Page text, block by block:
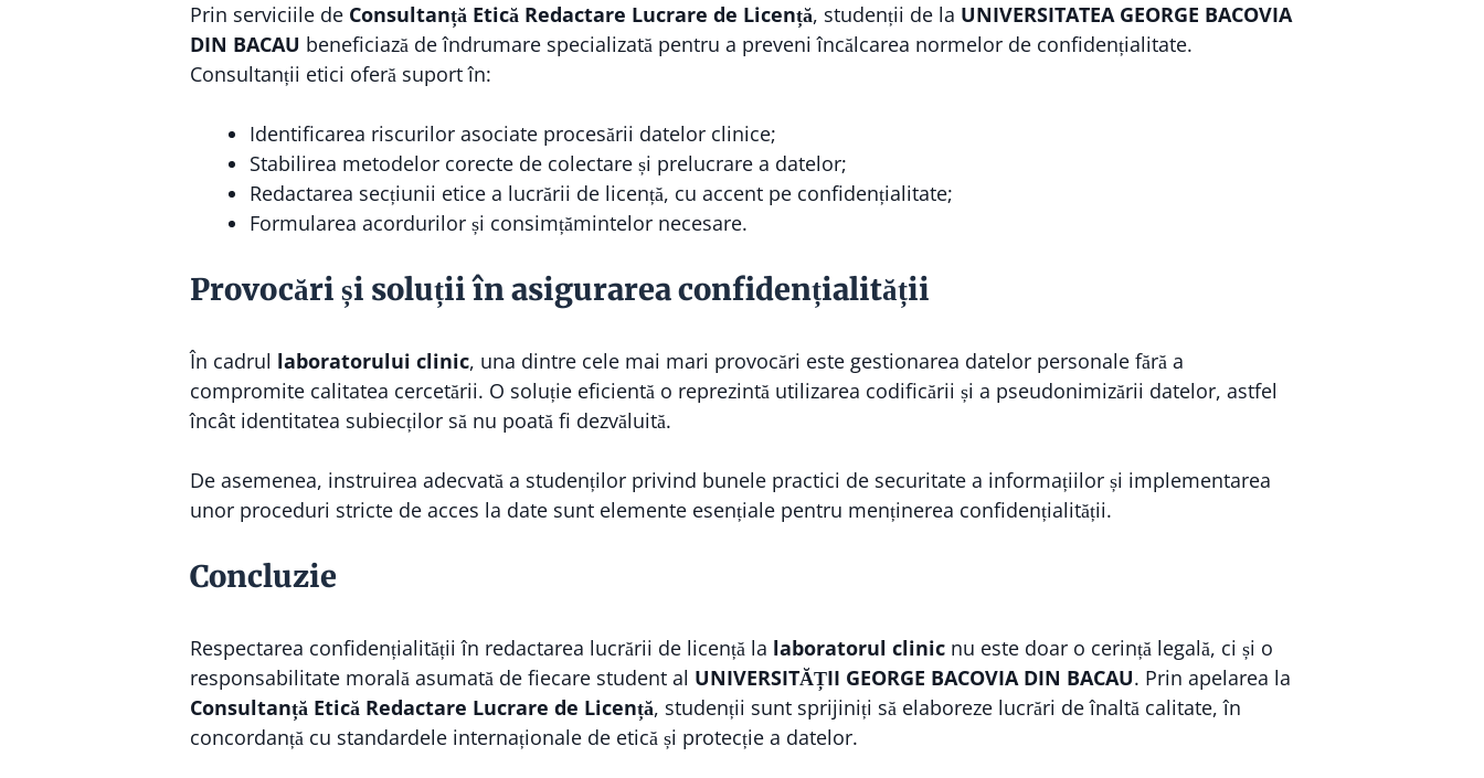
Prin serviciile de Consultanță Etică Redactare Lucrare de Licență, studenții de la UNIVERSITATEA GEORGE BACOVIA
DIN BACAU beneficiază de îndrumare specializată pentru a preveni încălcarea normelor de confidențialitate.
Consultanții etici oferă suport în:
Identificarea riscurilor asociate procesării datelor clinice;
Stabilirea metodelor corecte de colectare și prelucrare a datelor;
Redactarea secțiunii etice a lucrării de licență, cu accent pe confidențialitate;
Formularea acordurilor și consimțămintelor necesare.
Provocări și soluții în asigurarea confidențialității
În cadrul laboratorului clinic, una dintre cele mai mari provocări este gestionarea datelor personale fără a
compromite calitatea cercetării. O soluție eficientă o reprezintă utilizarea codificării și a pseudonimizării datelor, astfel
încât identitatea subiecților să nu poată fi dezvăluită.
De asemenea, instruirea adecvată a studenților privind bunele practici de securitate a informațiilor și implementarea
unor proceduri stricte de acces la date sunt elemente esențiale pentru menținerea confidențialității.
Concluzie
Respectarea confidențialității în redactarea lucrării de licență la laboratorul clinic nu este doar o cerință legală, ci și o
responsabilitate morală asumată de fiecare student al UNIVERSITĂȚII GEORGE BACOVIA DIN BACAU. Prin apelarea la
Consultanță Etică Redactare Lucrare de Licență, studenții sunt sprijiniți să elaboreze lucrări de înaltă calitate, în
concordanță cu standardele internaționale de etică și protecție a datelor.